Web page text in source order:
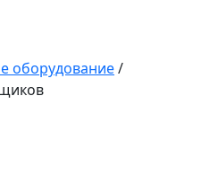
оборудование/